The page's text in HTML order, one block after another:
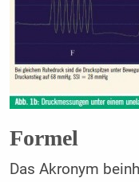
Formel
Das Akronym